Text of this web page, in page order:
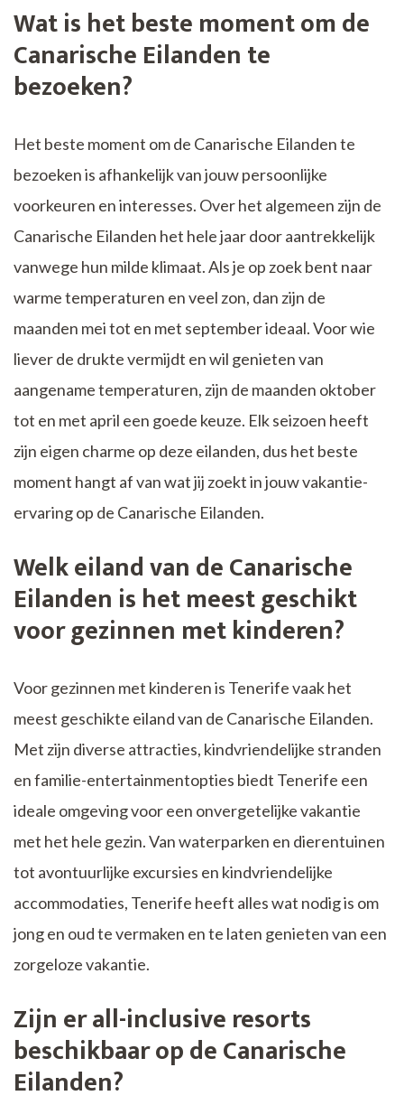
Wat is het beste moment om de
Canarische Eilanden te
bezoeken?
Het beste moment om de Canarische Eilanden te
bezoeken is afhankelijk van jouw persoonlijke
voorkeuren en interesses. Over het algemeen zijn de
Canarische Eilanden het hele jaar door aantrekkelijk
vanwege hun milde klimaat. Als je op zoek bent naar
warme temperaturen en veel zon, dan zijn de
maanden mei tot en met september ideaal. Voor wie
liever de drukte vermijdt en wil genieten van
aangename temperaturen, zijn de maanden oktober
tot en met april een goede keuze. Elk seizoen heeft
zijn eigen charme op deze eilanden, dus het beste
moment hangt af van wat jij zoekt in jouw vakantie-
ervaring op de Canarische Eilanden.
Welk eiland van de Canarische
Eilanden is het meest geschikt
voor gezinnen met kinderen?
Voor gezinnen met kinderen is Tenerife vaak het
meest geschikte eiland van de Canarische Eilanden.
Met zijn diverse attracties, kindvriendelijke stranden
en familie-entertainmentopties biedt Tenerife een
ideale omgeving voor een onvergetelijke vakantie
met het hele gezin. Van waterparken en dierentuinen
tot avontuurlijke excursies en kindvriendelijke
accommodaties, Tenerife heeft alles wat nodig is om
jong en oud te vermaken en te laten genieten van een
zorgeloze vakantie.
Zijn er all-inclusive resorts
beschikbaar op de Canarische
Eilanden?